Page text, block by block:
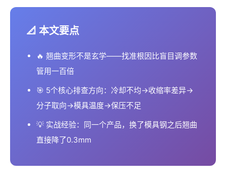
📐 本文要点
🔥 翘曲变形不是玄学——找准根因比盲目调参数
管用一百倍
🎯 5个核心排查方向：冷却不均→收缩率差异→
分子取向→模具温度→保压不足
💡 实战经验：同一个产品，换了模具钢之后翘曲
直接降了0.3mm